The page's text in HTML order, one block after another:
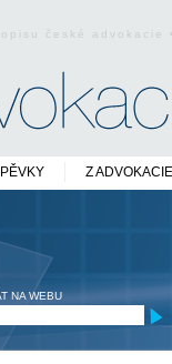
české
Z ADVOKACIE
NA WEBU